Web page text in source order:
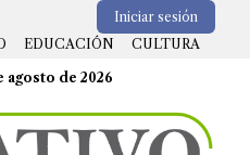
Iniciar sesión
EDUCACIÓN CULTURA
agosto de 2026